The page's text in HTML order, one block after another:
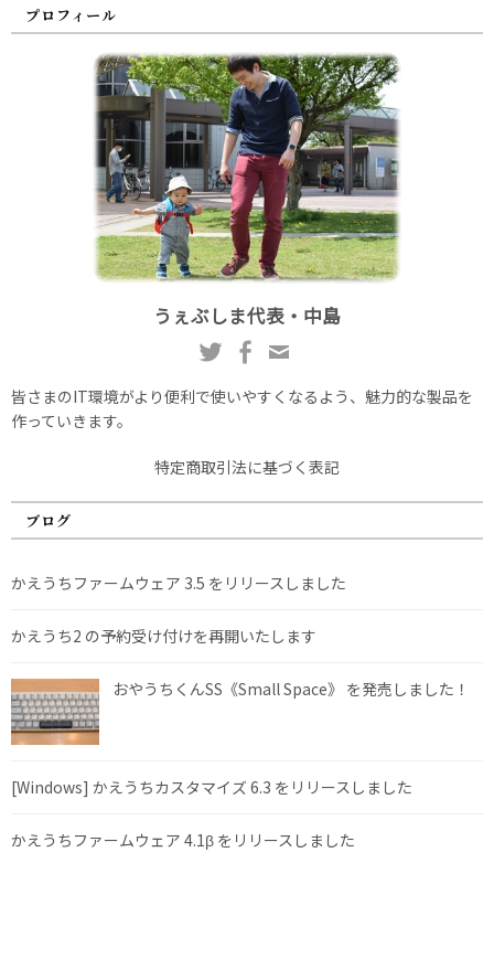
プロフィール
うぇぶしま代表・中島
皆さまのIT環境がより便利で使いやすくなるよう、魅力的な製品を
作っていきます。
特定商取引法に基づく表記
ブログ
かえうちファームウェア 3.5 をリリースしました
かえうち2 の予約受け付けを再開いたします
おやうちくんSS《Small Space》 を発売しました！
[Windows] かえうちカスタマイズ 6.3 をリリースしました
かえうちファームウェア 4.1β をリリースしました